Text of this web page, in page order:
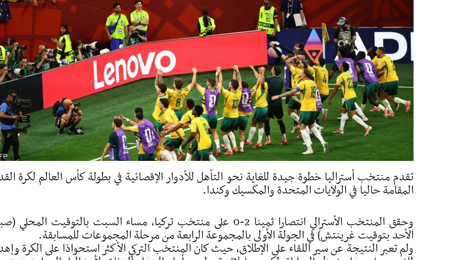
تقدم منتخب أستراليا خطوة جيدة للغاية نحو التأهل للأدوار الإقصائية في بطولة كأس العالم لكرة
المقامة حاليا في الولايات المتحدة والمكسيك وكندا.
وحقق المنتخب الأسترالي انتصارا ثمينا 2-0 على منتخب تركيا، مساء السبت بالتوقيت المحلي
الأحد بتوقيت غرينتش) في الجولة الأولى بالمجموعة الرابعة من مرحلة المجموعات للمسابقة.
ولم تعبر النتيجة عن سير اللقاء على الإطلاق، حيث كان المنتخب التركي الأكثر استحواذا على الكرة